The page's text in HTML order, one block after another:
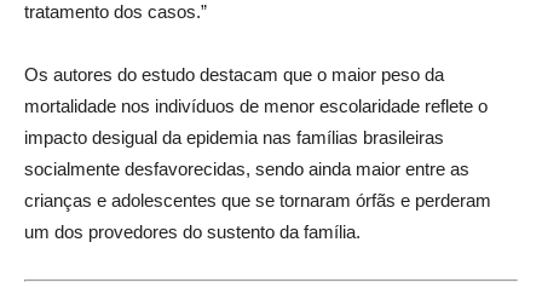
tratamento dos casos.”
Os autores do estudo destacam que o maior peso da
mortalidade nos indivíduos de menor escolaridade reflete o
impacto desigual da epidemia nas famílias brasileiras
socialmente desfavorecidas, sendo ainda maior entre as
crianças e adolescentes que se tornaram órfãs e perderam
um dos provedores do sustento da família.